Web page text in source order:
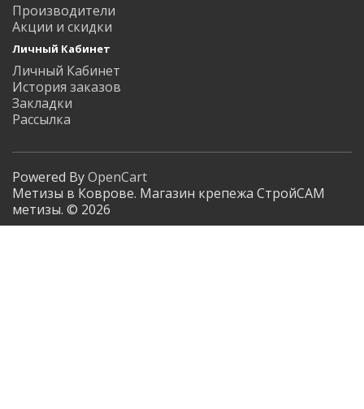
Производители
Акции и скидки
Личный Кабинет
Личный Кабинет
История заказов
Закладки
Рассылка
Powered ByOpenCart
Метизы в Коврове. Магазин крепежа СтройСАМ
метизы. © 2026